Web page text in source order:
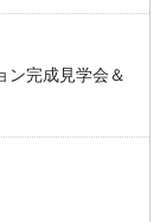
ン完成見学会＆